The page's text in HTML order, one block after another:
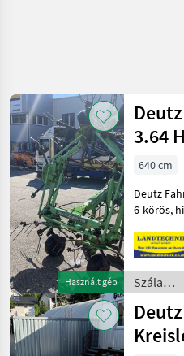
Használt gép
3.64
640 cm
Deutz
6-körös, hidraulikus
forgókerettel,
/ Deutz
Fahr